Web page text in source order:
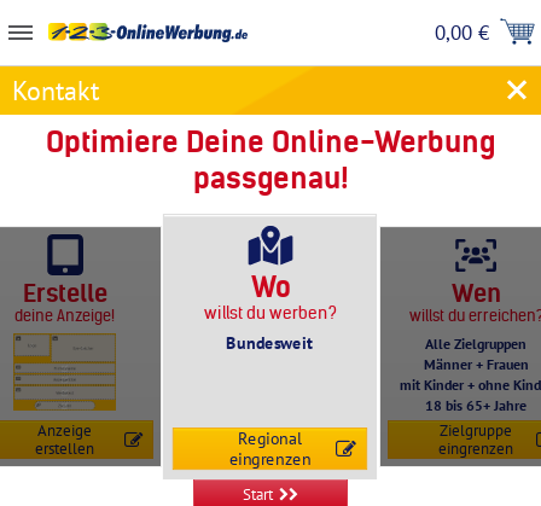
0,00 €
Kontakt
Optimiere Deine Online-Werbung
passgenau!
Wo
willst du werben?
Bundesweit
Regional
eingrenzen
Wen
willst du
Alle Zielgruppen
Männer + Frauen
mit Kinder + ohne
18 bis 65+ Jahre
Zielgruppe
eingrenzen
Erstelle
deine Anzeige!
Anzeige
erstellen
Start